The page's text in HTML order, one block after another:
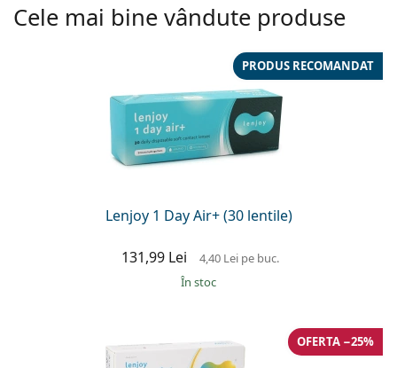
Cele mai bine vândute produse
Lenjoy 1 Day Air+ (30 lentile)
PRODUS RECOMANDAT
131,99 Lei 4,40 Lei pe buc.
În stoc
OFERTA −25%